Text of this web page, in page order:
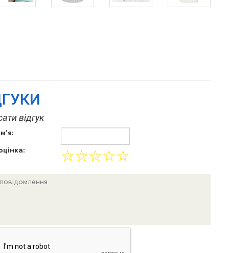
відгук
☆
☆
☆
☆
☆